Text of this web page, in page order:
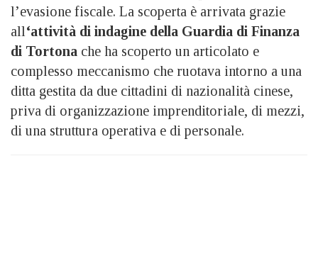
l’evasione fiscale. La scoperta è arrivata grazie
all‘attività di indagine della Guardia di Finanza
di Tortona che ha scoperto un articolato e
complesso meccanismo che ruotava intorno a una
ditta gestita da due cittadini di nazionalità cinese,
priva di organizzazione imprenditoriale, di mezzi,
di una struttura operativa e di personale.